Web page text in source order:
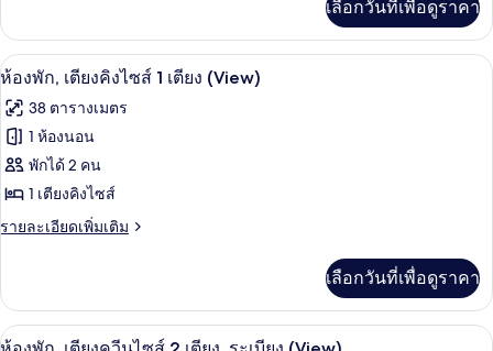
คิว
ทีฟ
สวีท,
1
ห้อง
นอน
เกี่ยว
กับ
ห้อง
เซก
คิว
สวี
ท,
ห้อง
เลือกวันที่เพื่อดูราคา
เปิด
ภาพถ่าย
ทั้งหมด
ของ
ห้อง
พัก,
คิง
ไซส์
เครื่องนอนป้องกันสารก่อภูมิแพ้, ตู้นิรภั
6
ห้องพัก, เตียงคิงไซส์ 1 เตียง (View)
38 ตารางเมตร
1 ห้องนอน
พักได้ 2 คน
1 เตียงคิงไซส์
รายละเอียดเพิ่มเติม
ราย
เกี่ยว
กับ
ห้อง
เลือกวันที่เพื่อดูราคา
เปิด เครื่องนอนป้องกันสารก่อภูมิแพ้, ตู้นิรภั
4